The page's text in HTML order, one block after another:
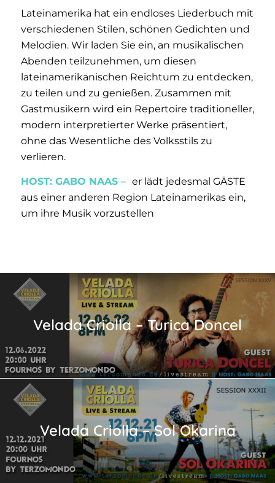
Lateinamerika hat ein endloses Liederbuch mit
verschiedenen Stilen, schönen Gedichten und
Melodien. Wir laden Sie ein, an musikalischen
Abenden teilzunehmen, um diesen
lateinamerikanischen Reichtum zu entdecken,
zu teilen und zu genießen. Zusammen mit
Gastmusikern wird ein Repertoire traditioneller,
modern interpretierter Werke präsentiert,
ohne das Wesentliche des Volksstils zu
verlieren.
HOST: GABO NAAS – er lädt jedesmal GÄSTE
aus einer anderen Region Lateinamerikas ein,
um ihre Musik vorzustellen
Velada Criolla – Turica Doncel
Velada Criolla – Sol Okarina